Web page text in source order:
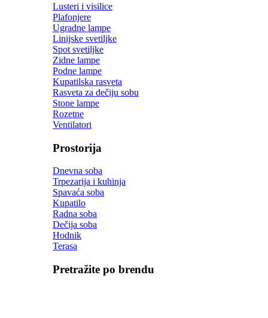
Lusteri i visilice
Plafonjere
Ugradne lampe
Linijske svetiljke
Spot svetiljke
Zidne lampe
Podne lampe
Kupatilska rasveta
Rasveta za dečiju sobu
Stone lampe
Rozetne
Ventilatori
Prostorija
Dnevna soba
Trpezarija i kuhinja
Spavaća soba
Kupatilo
Radna soba
Dečija soba
Hodnik
Terasa
Pretražite po brendu